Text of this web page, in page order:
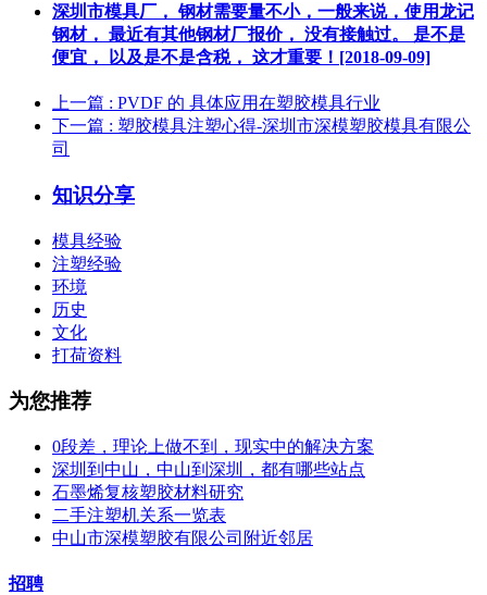
深圳市模具厂， 钢材需要量不小，一般来说，使用龙记
钢材， 最近有其他钢材厂报价， 没有接触过。 是不是
便宜， 以及是不是含税， 这才重要！[2018-09-09]
上一篇 : PVDF 的 具体应用在塑胶模具行业
下一篇 : 塑胶模具注塑心得-深圳市深模塑胶模具有限公
司
知识分享
模具经验
注塑经验
环境
历史
文化
打荷资料
为您推荐
0段差，理论上做不到，现实中的解决方案
深圳到中山，中山到深圳，都有哪些站点
石墨烯复核塑胶材料研究
二手注塑机关系一览表
中山市深模塑胶有限公司附近邻居
招聘